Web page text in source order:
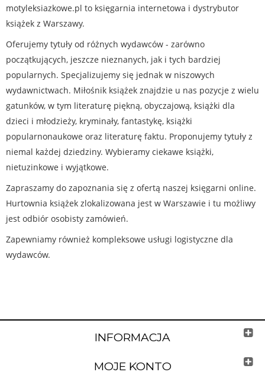
motyleksiazkowe.pl to księgarnia internetowa i dystrybutor
książek z Warszawy.
Oferujemy tytuły od różnych wydawców - zarówno
początkujących, jeszcze nieznanych, jak i tych bardziej
popularnych. Specjalizujemy się jednak w niszowych
wydawnictwach. Miłośnik książek znajdzie u nas pozycje z wielu
gatunków, w tym literaturę piękną, obyczajową, książki dla
dzieci i młodzieży, kryminały, fantastykę, książki
popularnonaukowe oraz literaturę faktu. Proponujemy tytuły z
niemal każdej dziedziny. Wybieramy ciekawe książki,
nietuzinkowe i wyjątkowe.
Zapraszamy do zapoznania się z ofertą naszej księgarni online.
Hurtownia książek zlokalizowana jest w Warszawie i tu możliwy
jest odbiór osobisty zamówień.
Zapewniamy również kompleksowe usługi logistyczne dla
wydawców.
INFORMACJA
MOJE KONTO